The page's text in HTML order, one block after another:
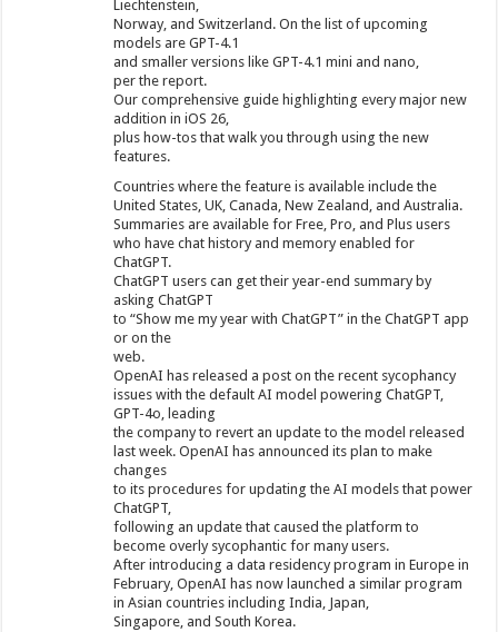
Liechtenstein,
Norway, and Switzerland. On the list of upcoming
models are GPT-4.1
and smaller versions like GPT-4.1 mini and nano,
per the report.
Our comprehensive guide highlighting every major new
addition in iOS 26,
plus how-tos that walk you through using the new
features.
Countries where the feature is available include the
United States, UK, Canada, New Zealand, and Australia.
Summaries are available for Free, Pro, and Plus users
who have chat history and memory enabled for
ChatGPT.
ChatGPT users can get their year-end summary by
asking ChatGPT
to “Show me my year with ChatGPT” in the ChatGPT app
or on the
web.
OpenAI has released a post on the recent sycophancy
issues with the default AI model powering ChatGPT,
GPT-4o, leading
the company to revert an update to the model released
last week. OpenAI has announced its plan to make
changes
to its procedures for updating the AI models that power
ChatGPT,
following an update that caused the platform to
become overly sycophantic for many users.
After introducing a data residency program in Europe in
February, OpenAI has now launched a similar program
in Asian countries including India, Japan,
Singapore, and South Korea.